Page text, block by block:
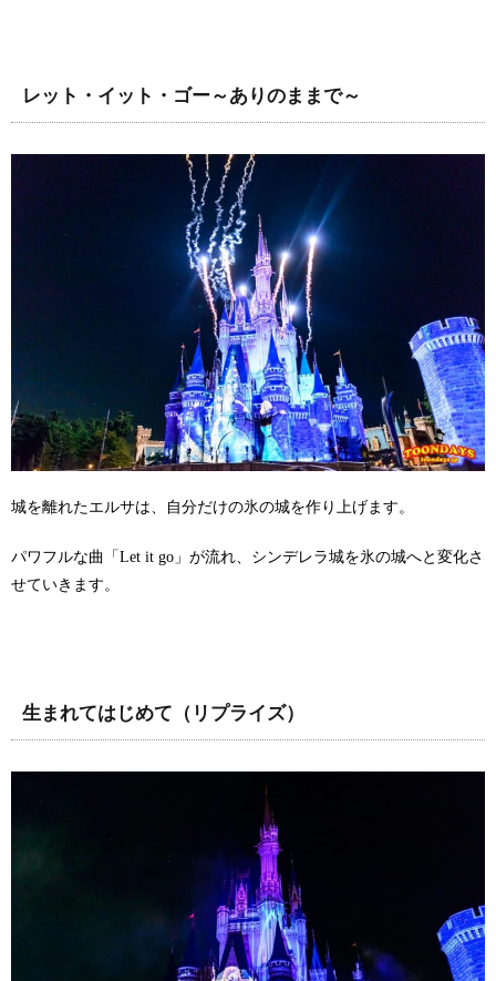
レット・イット・ゴー～ありのままで～
城を離れたエルサは、自分だけの氷の城を作り上げます。
パワフルな曲「Let it go」が流れ、シンデレラ城を氷の城へと変化さ
せていきます。
生まれてはじめて（リプライズ）